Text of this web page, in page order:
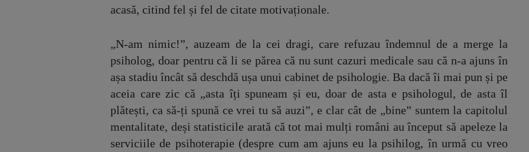
acasă, citind fel și fel de citate motivaționale.
„N-am nimic!”, auzeam de la cei dragi, care refuzau îndemnul de a merge la
psiholog, doar pentru că li se părea că nu sunt cazuri medicale sau că n-a ajuns în
așa stadiu încât să deschdă ușa unui cabinet de psihologie. Ba dacă îi mai pun și pe
aceia care zic că „asta îți spuneam și eu, doar de asta e psihologul, de asta îl
plătești, ca să-ți spună ce vrei tu să auzi”, e clar cât de „bine” suntem la capitolul
mentalitate, deși statisticile arată că tot mai mulți români au început să apeleze la
serviciile de psihoterapie (despre cum am ajuns eu la psihilog, în urmă cu vreo